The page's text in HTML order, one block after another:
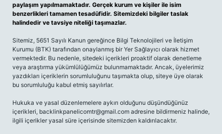
paylaşım yapılmamaktadır. Gerçek kurum ve kişiler ile isim
benzerlikleri tamamen tesadüfidir. Sitemizdeki bilgiler taslak
halindedir ve tavsiye niteliği taşımazlar.
Sitemiz, 5651 Sayılı Kanun gereğince Bilgi Teknolojileri ve İletişim
Kurumu (BTK) tarafından onaylanmış bir Yer Sağlayıcı olarak hizmet
vermektedir. Bu nedenle, sitedeki içerikleri proaktif olarak denetleme
veya araştırma yükümlülüğümüz bulunmamaktadır. Ancak, üyelerimiz
yazdıkları içeriklerin sorumluluğunu taşımakta olup, siteye üye olarak
bu sorumluluğu kabul etmiş sayılırlar.
Hukuka ve yasal düzenlemelere aykırı olduğunu düşündüğünüz
içerikleri, backlinkpanelicomtr@gmail.com adresine bildirmeniz halinde,
ilgili içerikler yasal süre içerisinde sitemizden kaldırılacaktır.